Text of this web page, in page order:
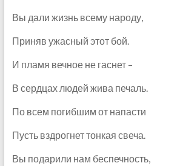
Вы дали жизнь всему народу,
Приняв ужасный этот бой.
И пламя вечное не гаснет –
В сердцах людей жива печаль.
По всем погибшим от напасти
Пусть вздрогнет тонкая свеча.
Вы подарили нам беспечность,